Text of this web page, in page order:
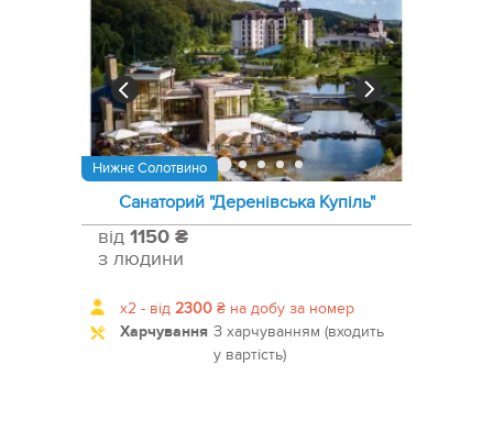
Нижнє Солотвино
Санаторий "Деренівська Купіль"
від 1150 ₴
з людини
x2 - від 2300 ₴ на добу за номер
Харчування З харчуванням (входить
у вартість)